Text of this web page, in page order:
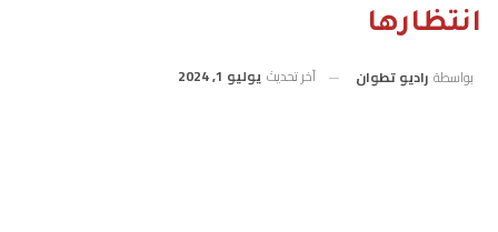
انتظارها
بواسطة راديو تطوان آخر تحديث يوليو 1, 2024